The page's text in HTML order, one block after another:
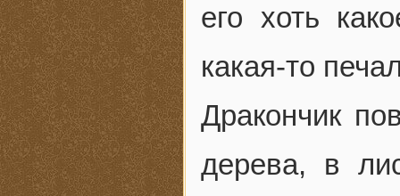
его хоть
какая-то
Дракончик
дерева, в